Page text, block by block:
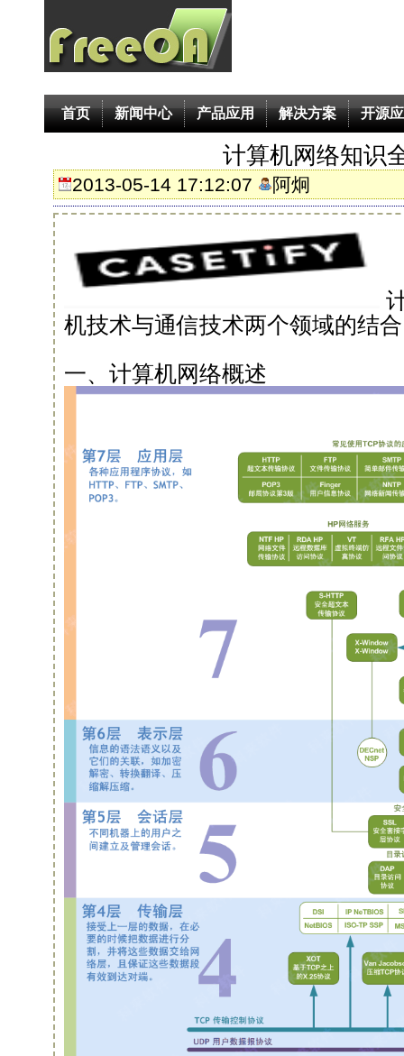
首页 新闻中心 产品应用 解决方案 开源
计算机网络知识
2013-05-14 17:12:07 阿炯
机技术与通信技术两个领域的结
一、计算机网络概述